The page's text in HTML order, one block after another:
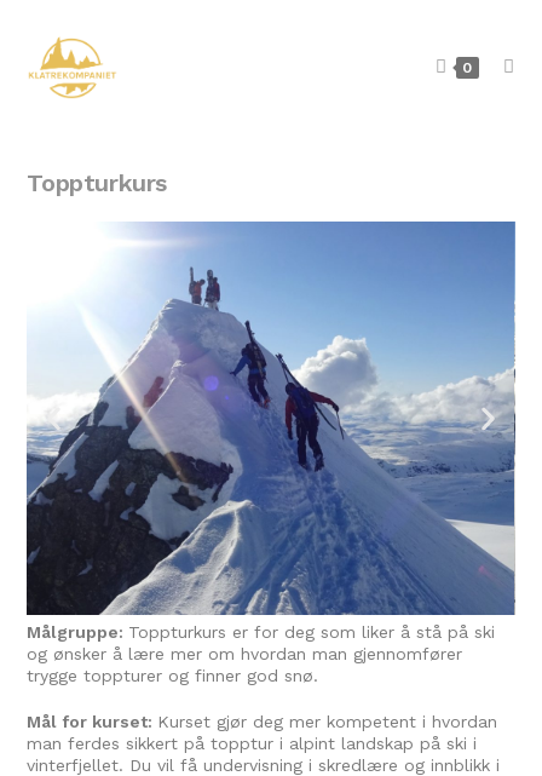
0
Toppturkurs
Målgruppe: Toppturkurs er for deg som liker å stå på ski
og ønsker å lære mer om hvordan man gjennomfører
trygge toppturer og finner god snø.
Mål for kurset: Kurset gjør deg mer kompetent i hvordan
man ferdes sikkert på topptur i alpint landskap på ski i
vinterfjellet. Du vil få undervisning i skredlære og innblikk i